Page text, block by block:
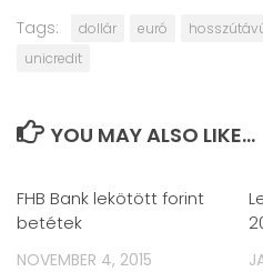
Tags: dollár euró
unicredit
YOU MAY ALSO LIKE...
FHB Bank lekötött forint
betétek
NOVEMBER 4, 2015